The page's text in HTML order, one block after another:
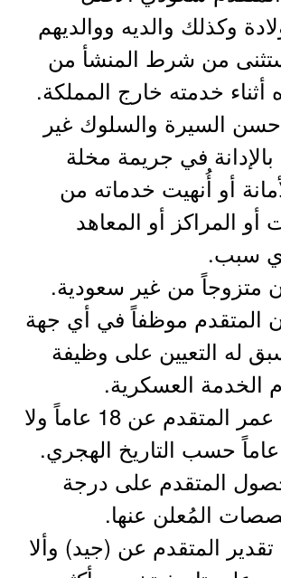
وكذلك والديه ووالديهم
من شرط المنشأ من
أثناء خدمته خارج المملكة.
السيرة والسلوك غير
في جريمة مخلة
أو أُنهيت خدماته من
أو المراكز أو المعاهد
سبب.
المتقدم موظفاً في أي جهة
له التعيين على وظيفة
الخدمة العسكرية.
5- أن لا يقل عمر المتقدم عن 18 عاماً ولا
المتقدم على درجة
المُعلن عنها.
تقدير المتقدم عن (جيد) وألا